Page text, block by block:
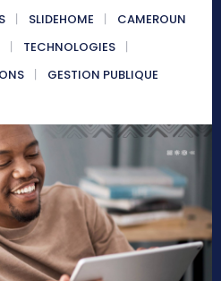
SLIDEHOME
CAMEROUN
TECHNOLOGIES
GESTION PUBLIQUE